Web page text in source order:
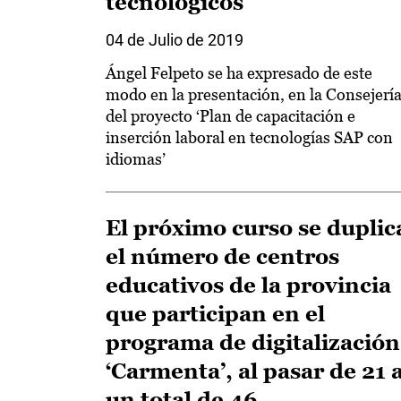
04 de Julio de 2019
Ángel Felpeto se ha expresado de este
modo en la presentación, en la
del proyecto ‘Plan de capacitación e
inserción laboral en tecnologías SAP con
idiomas’
El próximo curso se
el número de centros
educativos de la provincia
que participan en el
programa de digitalización
‘Carmenta’, al pasar de 21